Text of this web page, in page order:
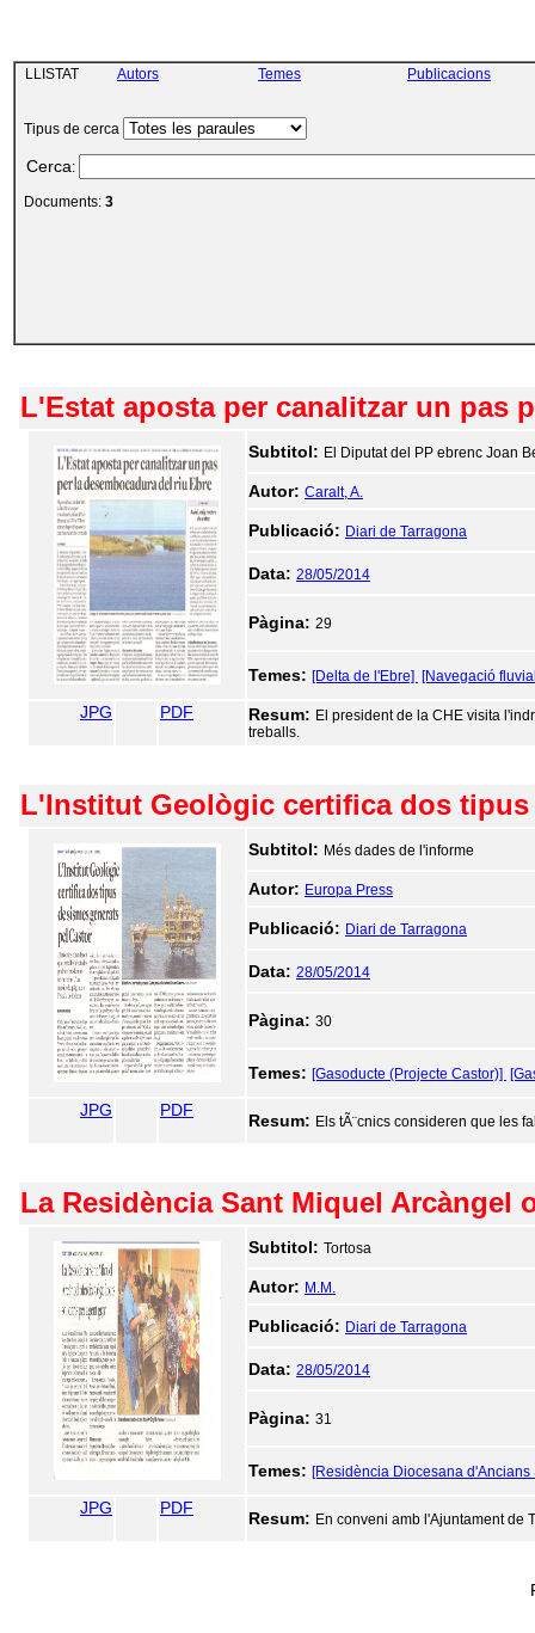
LLISTAT Autors Temes Publicacions
Tipus de cerca
Cerca:
Documents: 3
L'Estat aposta per canalitzar un pas
Subtitol: El Diputat del PP ebrenc Joan
Autor: Caralt, A.
Publicació: Diari de Tarragona
Data: 28/05/2014
Pàgina: 29
Temes: [Delta de l'Ebre] [Navegació
JPG PDF Resum: El president de la CHE visita
treballs.
L'Institut Geològic certifica dos tipus
Subtitol: Més dades de l'informe
Autor: Europa Press
Publicació: Diari de Tarragona
Data: 28/05/2014
Pàgina: 30
Temes: [Gasoducte (Projecte Castor)]
JPG PDF
Resum: Els tÃ¨cnics consideren que les
La Residència Sant Miquel Arcàngel
Subtitol: Tortosa
Autor: M.M.
Publicació: Diari de Tarragona
Data: 28/05/2014
Pàgina: 31
Temes: [Residència Diocesana
JPG PDF
Resum: En conveni amb l'Ajuntament de